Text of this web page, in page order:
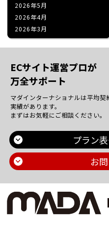
2026年5月
2026年4月
2026年3月
ECサイト運営プロが
万全サポート
マダインターナショナルは平均契
実績があります。
まずはお気軽にご相談ください。
プラン
お